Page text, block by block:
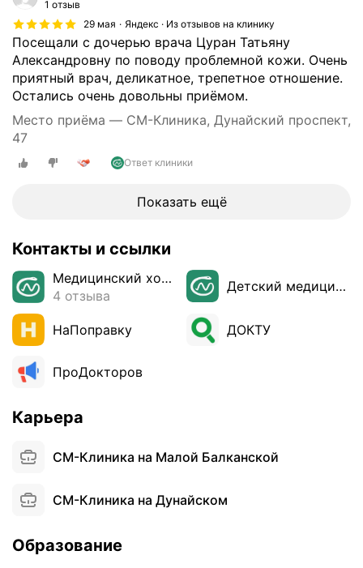
1 отзыв
29 мая
Яндекс · Из отзывов на клинику
Посещали с дочерью врача Цуран Татьяну
Александровну по поводу проблемной кожи. Очень
приятный врач, деликатное, трепетное отношение.
Остались очень довольны приёмом.
Место приёма — СМ-Клиника, Дунайский проспект,
47
Ответ клиники
Показать ещё
Контакты и ссылки
Медицинский холдинг СМ-Клиника
4 отзыва
Детский медицинский центр
НаПоправку ДОКТУ
ПроДокторов
Карьера
СМ-Клиника на Малой Балканской
СМ-Клиника на Дунайском
Образование